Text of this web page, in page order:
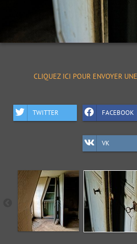
CLIQUEZ ICI POUR ENVOYER
TWITTER FACEBOOK
VK